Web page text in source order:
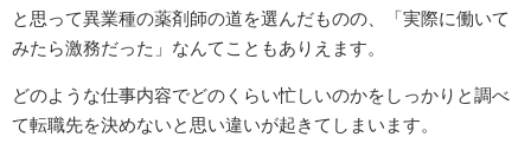
と思って異業種の薬剤師の道を選んだものの、「実際に働いて
みたら激務だった」なんてこともありえます。
どのような仕事内容でどのくらい忙しいのかをしっかりと調べ
て転職先を決めないと思い違いが起きてしまいます。